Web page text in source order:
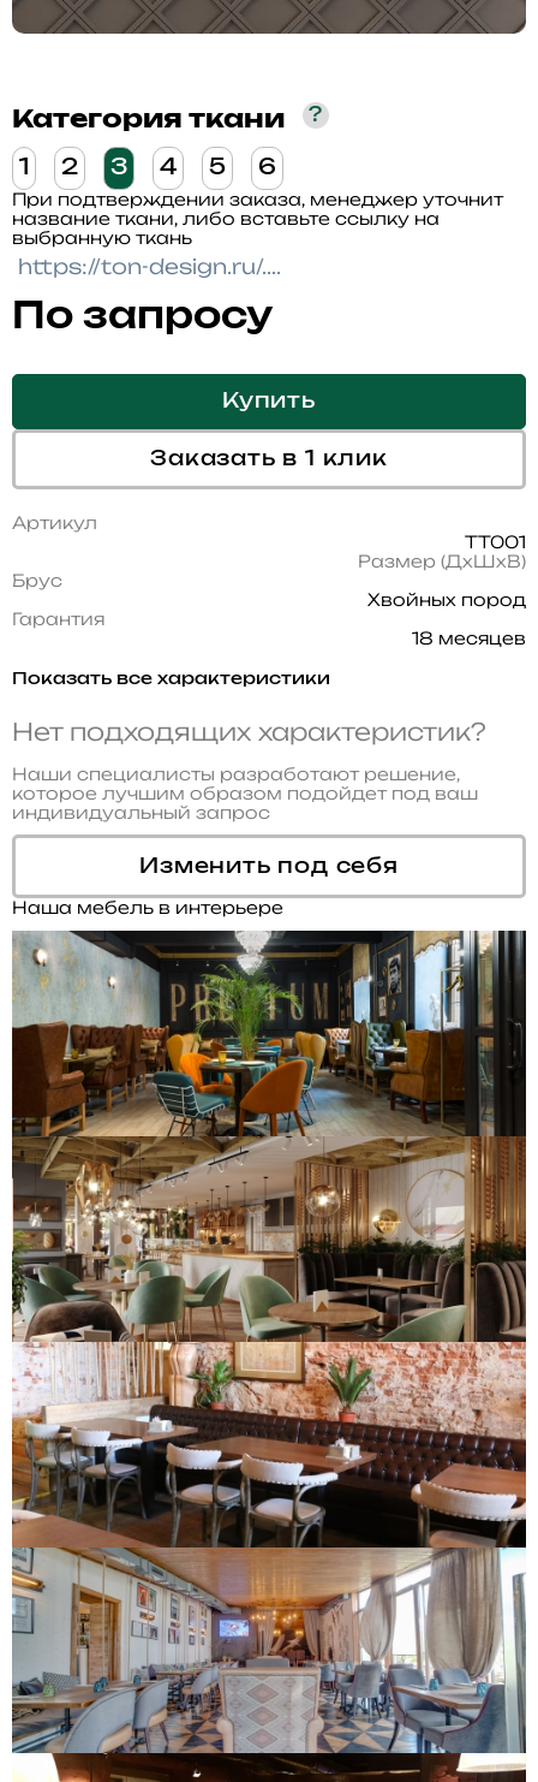
Категория ткани ?
1 2 3 4 5 6
При подтверждении заказа, менеджер уточнит
название ткани, либо вставьте ссылку на
выбранную ткань
По запросу
Купить
Заказать в 1 клик
Артикул
TT001
Размер (ДхШхВ)
Брус
Хвойных пород
Гарантия
18 месяцев
Показать все характеристики
Нет подходящих характеристик?
Наши специалисты разработают решение,
которое лучшим образом подойдет под ваш
индивидуальный запрос
Изменить под себя
Наша мебель в интерьере